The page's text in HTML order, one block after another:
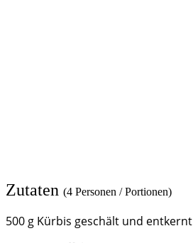
Zutaten (4 Personen / Portionen)
500 g Kürbis geschält und entkernt